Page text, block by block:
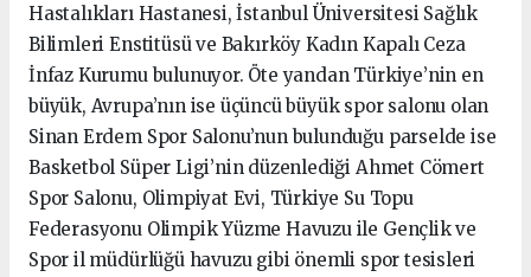
Hastalıkları Hastanesi, İstanbul Üniversitesi Sağlık
Bilimleri Enstitüsü ve Bakırköy Kadın Kapalı Ceza
İnfaz Kurumu bulunuyor. Öte yandan Türkiye’nin en
büyük, Avrupa’nın ise üçüncü büyük spor salonu olan
Sinan Erdem Spor Salonu’nun bulunduğu parselde ise
Basketbol Süper Ligi’nin düzenlediği Ahmet Cömert
Spor Salonu, Olimpiyat Evi, Türkiye Su Topu
Federasyonu Olimpik Yüzme Havuzu ile Gençlik ve
Spor il müdürlüğü havuzu gibi önemli spor tesisleri